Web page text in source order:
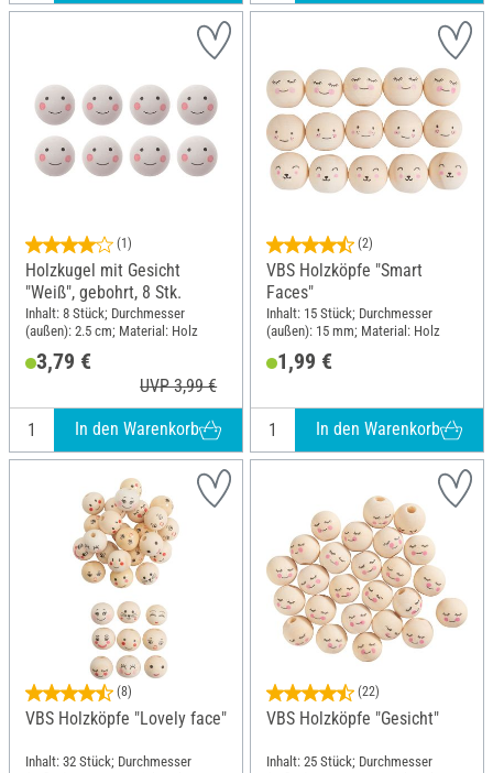
(1)
Holzkugel mit Gesicht
"Weiß", gebohrt, 8 Stk.
Inhalt: 8 Stück; Durchmesser
(außen): 2.5 cm; Material: Holz
3,79 €
UVP 3,99 €
In den Warenkorb
(2)
VBS Holzköpfe "Smart
Faces"
Inhalt: 15 Stück; Durchmesser
(außen): 15 mm; Material: Holz
1,99 €
In den Warenkorb
(8)
VBS Holzköpfe "Lovely face"
Inhalt: 32 Stück; Durchmesser
(22)
VBS Holzköpfe "Gesicht"
Inhalt: 25 Stück; Durchmesser